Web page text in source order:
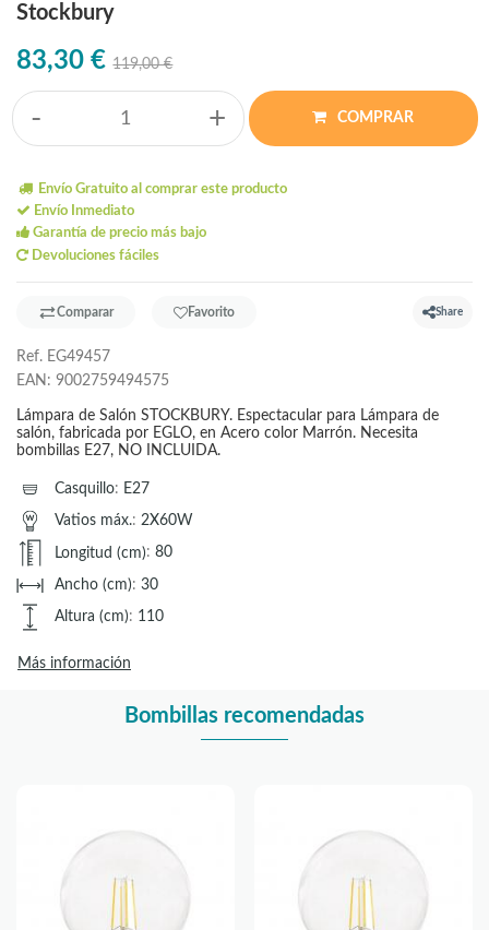
Stockbury
83,30 € 119,00 €
- + COMPRAR
Envío Gratuito al comprar este producto
Envío Inmediato
Garantía de precio más bajo
Devoluciones fáciles
Comparar Favorito Share
Ref. EG49457
EAN: 9002759494575
Lámpara de Salón STOCKBURY. Espectacular para Lámpara de
salón, fabricada por EGLO, en Acero color Marrón. Necesita
bombillas E27, NO INCLUIDA.
Casquillo: E27
Vatios máx.: 2X60W
Longitud (cm): 80
Ancho (cm): 30
Altura (cm): 110
Más información
Bombillas recomendadas